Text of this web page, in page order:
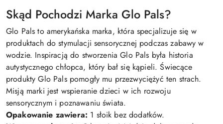
Skąd Pochodzi Marka Glo Pals?
Glo Pals to amerykańska marka, która specjalizuje się w
produktach do stymulacji sensorycznej podczas zabawy w
wodzie. Inspiracją do stworzenia Glo Pals była historia
autystycznego chłopca, który bał się kąpieli. Świecące
produkty Glo Pals pomogły mu przezwyciężyć ten strach.
Misją marki jest wspieranie dzieci w ich rozwoju
sensorycznym i poznawaniu świata.
Opakowanie zawiera: 1 słoik bez dodatków.